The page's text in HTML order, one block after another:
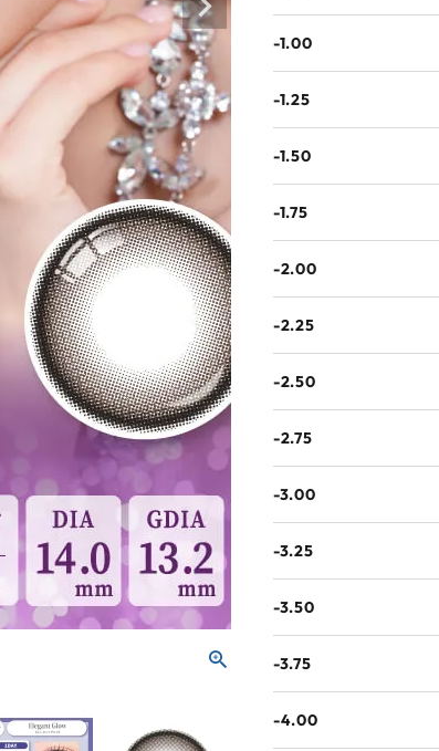
-1.00
-1.25
-1.50
-1.75
-2.00
-2.25
-2.50
-2.75
-3.00
-3.25
-3.50
-3.75
-4.00